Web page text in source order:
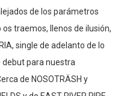
de los parámetros
traemos, llenos de ilusión,
single de adelanto de lo
debut para nuestra
de NOSOTRÄSH y